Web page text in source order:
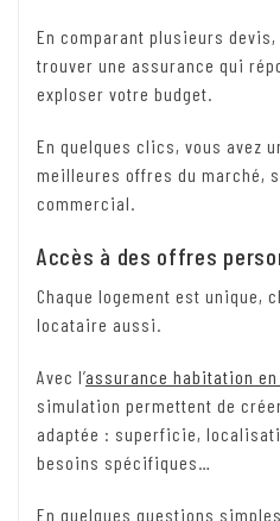
En comparant plusieurs
trouver une assurance qui
exploser votre budget.
En quelques clics, vous avez
meilleures offres du marché,
commercial.
Accès à des offres
Chaque logement est unique,
locataire aussi.
Avec l’assurance habitation
simulation permettent de
adaptée : superficie,
besoins spécifiques…
En quelques questions